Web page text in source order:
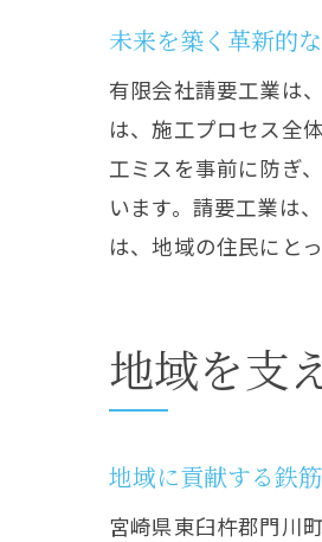
未来を築く革新的
有限会社請要工業は
は、施工プロセス全
工ミスを事前に防ぎ
います。請要工業は
は、地域の住民にと
地域を支
地域に貢献する鉄
宮崎県東臼杵郡門川